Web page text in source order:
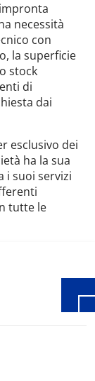
necessità
con
la superficie
stock
di
dai
esclusivo dei
ha la sua
i suoi servizi
tutte le